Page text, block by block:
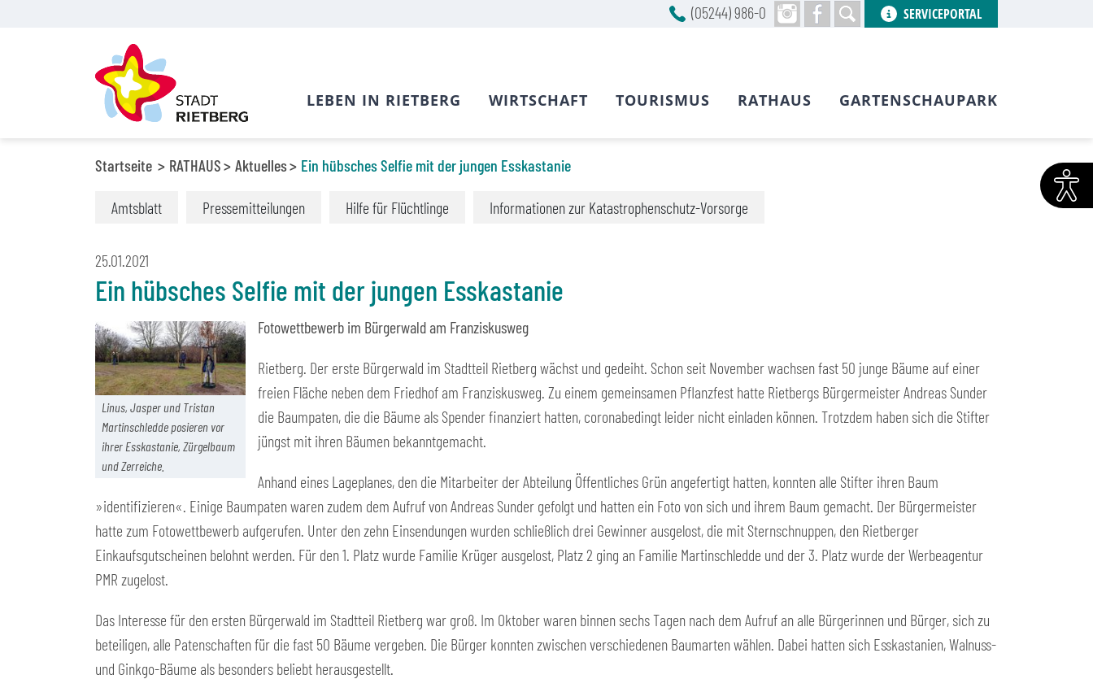
Startseite RATHAUS Aktuelles Ein hübsches Selfie mit der jungen Esskastanie
Amtsblatt Pressemitteilungen Hilfe für Flüchtlinge Informationen zur Katastrophenschutz-Vorsorge
25.01.2021
Ein hübsches Selfie mit der jungen Esskastanie
Linus, Jasper und Tristan
Martinschledde posieren vor
ihrer Esskastanie, Zürgelbaum
und Zerreiche.
Fotowettbewerb im Bürgerwald am Franziskusweg
Rietberg. Der erste Bürgerwald im Stadtteil Rietberg wächst und gedeiht. Schon seit November wachsen fast 50 junge Bäume auf einer
freien Fläche neben dem Friedhof am Franziskusweg. Zu einem gemeinsamen Pflanzfest hatte Rietbergs Bürgermeister Andreas Sunder
die Baumpaten, die die Bäume als Spender finanziert hatten, coronabedingt leider nicht einladen können. Trotzdem haben sich die Stifter
jüngst mit ihren Bäumen bekanntgemacht.
Anhand eines Lageplanes, den die Mitarbeiter der Abteilung Öffentliches Grün angefertigt hatten, konnten alle Stifter ihren Baum
»identifizieren«. Einige Baumpaten waren zudem dem Aufruf von Andreas Sunder gefolgt und hatten ein Foto von sich und ihrem Baum gemacht. Der Bürgermeister
hatte zum Fotowettbewerb aufgerufen. Unter den zehn Einsendungen wurden schließlich drei Gewinner ausgelost, die mit Sternschnuppen, den Rietberger
Einkaufsgutscheinen belohnt werden. Für den 1. Platz wurde Familie Krüger ausgelost, Platz 2 ging an Familie Martinschledde und der 3. Platz wurde der Werbeagentur
PMR zugelost.
Das Interesse für den ersten Bürgerwald im Stadtteil Rietberg war groß. Im Oktober waren binnen sechs Tagen nach dem Aufruf an alle Bürgerinnen und Bürger, sich zu
beteiligen, alle Patenschaften für die fast 50 Bäume vergeben. Die Bürger konnten zwischen verschiedenen Baumarten wählen. Dabei hatten sich Esskastanien, Walnuss-
und Ginkgo-Bäume als besonders beliebt herausgestellt.
(05244) 986-0 SERVICEPORTAL
LEBEN IN RIETBERG WIRTSCHAFT TOURISMUS RATHAUS GARTENSCHAUPARK